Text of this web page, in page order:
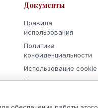
Документы
Правила
использования
Политика
конфиденциальности
Использование cookie
Кодекс поведения и